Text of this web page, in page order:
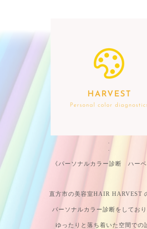
.
.
《パーソナルカラー診断 ハーベ
直方市の美容室HAIR HARVEST
パーソナルカラー診断をしており
ゆったりと落ち着いた空間での